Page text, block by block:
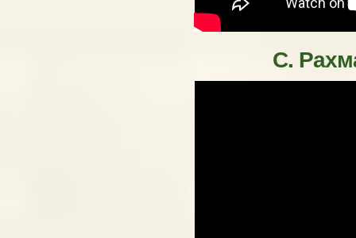
С.